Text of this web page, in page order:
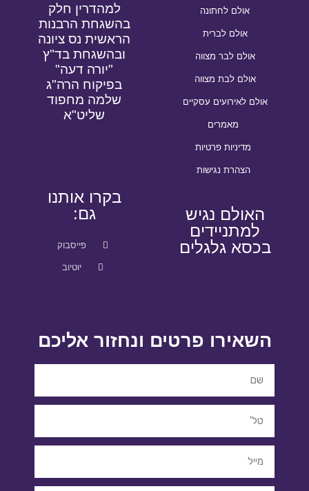
אולם לחתונה
אולם לברית
אולם לבר מצווה
אולם לבת מצווה
אולם לאירועים עסקיים
מאמרים
מדיניות פרטיות
הצהרת נגישות
האולם נגיש
למתניידים
בכסא גלגלים
למהדרין חלק
בהשגחת הרבנות
הראשית נס ציונה
ובהשגחת בד"ץ
"יורה דעה"
בפיקוח הרה"ג
שלמה מחפוד
שליט"א
בקרו אותנו
גם:
פייסבוק
יוטיוב
השאירו פרטים ונחזור אליכם